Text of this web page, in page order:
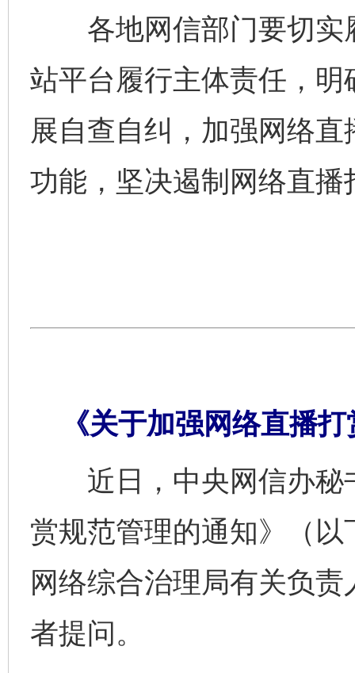
各地网信部门要切实
站平台履行主体责任，
展自查自纠，加强网络
功能，坚决遏制网络直
《关于加强网络直播
近日，中央网信办秘
赏规范管理的通知》（
网络综合治理局有关负
者提问。